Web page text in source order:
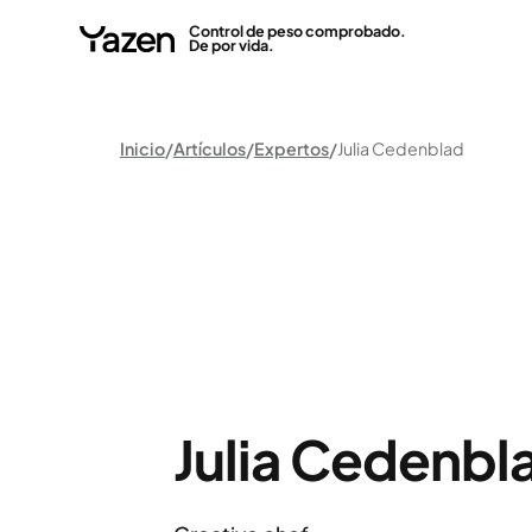
Control de peso comprobado.
De por vida.
Inicio Artículos Expertos Julia Cedenblad
Julia